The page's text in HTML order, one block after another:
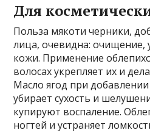
Для
Польза мякоти черники,
лица, очевидна: очищение,
кожи. Применение
волосах укрепляет их и
Масло ягод при
убирает сухость и
купируют воспаление.
ногтей и устраняет